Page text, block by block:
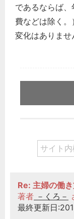
であるならば
費などは除く
変化はありませ
Re: 主婦の働
著者 －くろ－
最終更新日